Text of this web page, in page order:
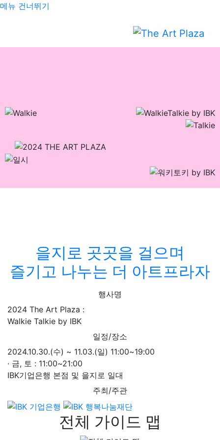
메뉴 건너뛰기
을지로 곳곳을 걸으며
즐기고 나누는 더 아트프라자
행사명
2024 The Art Plaza :
Walkie Talkie by IBK
일정/장소
2024.10.30.(수) ~ 11.03.(일) 11:00~19:00
· 금, 토 : 11:00~21:00
IBK기업은행 본점 및 을지로 일대
주최/주관
전체 가이드 맵